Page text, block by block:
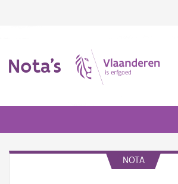
Nota's
NOTA